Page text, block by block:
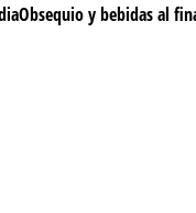
y bebidas al